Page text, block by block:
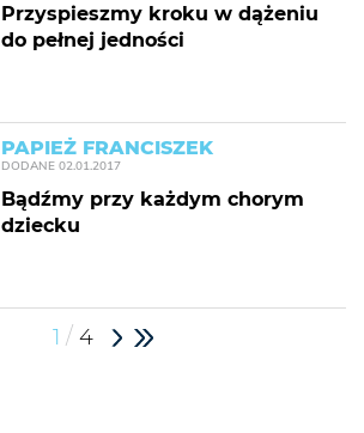
Przyspieszmy kroku w dążeniu
do pełnej jedności
PAPIEŻ FRANCISZEK
DODANE 02.01.2017
Bądźmy przy każdym chorym
dziecku
1 / 4